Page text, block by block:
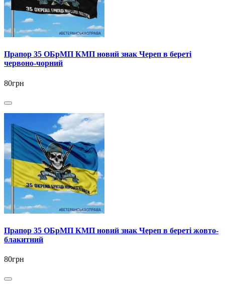
Прапор 35 ОБрМП КМП новий знак Череп в береті
червоно-чорний
80грн
Прапор 35 ОБрМП КМП новий знак Череп в береті жовто-
блакитний
80грн